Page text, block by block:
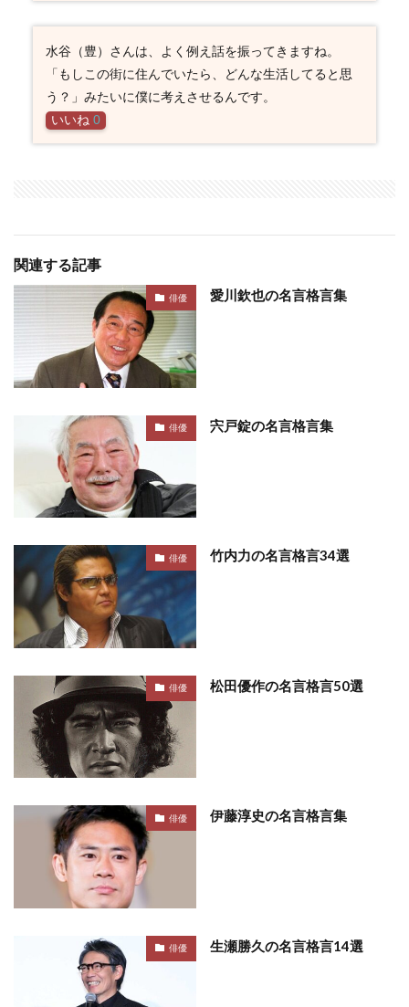
水谷（豊）さんは、よく例え話を振ってきますね。
「もしこの街に住んでいたら、どんな生活してると思
う？」みたいに僕に考えさせるんです。
いいね 0
関連する記事
俳優 愛川欽也の名言格言集
俳優 宍戸錠の名言格言集
俳優 竹内力の名言格言34選
俳優 松田優作の名言格言50選
俳優 伊藤淳史の名言格言集
俳優 生瀬勝久の名言格言14選